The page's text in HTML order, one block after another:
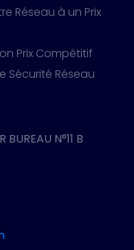
Réseau à un Prix
Prix Compétitif
Sécurité Réseau
BUREAU N°11 B